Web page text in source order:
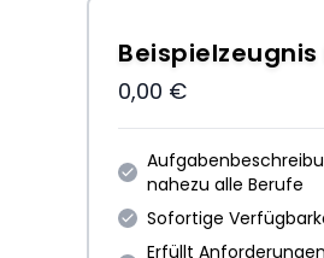
Beispielzeugnis
0,00 €
nahezu alle Berufe
Sofortige
Erfüllt Anforderungen